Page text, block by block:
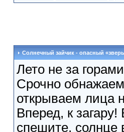
Солнечный зайчик - опасный
Лето не за
Срочно
открываем лица
Вперед, к
спешите, солнце